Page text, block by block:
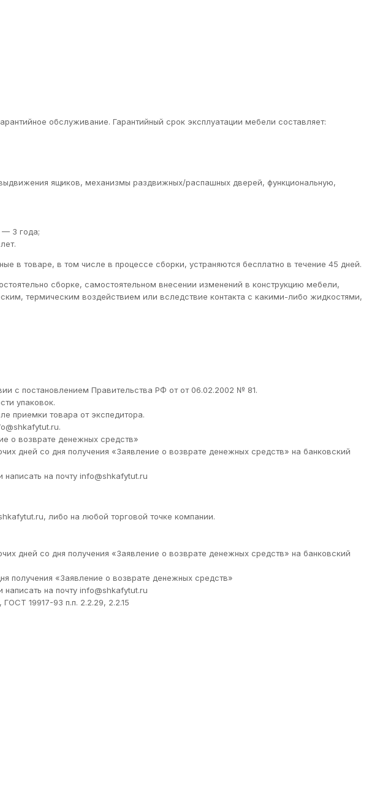
обслуживание. Гарантийный срок эксплуатации мебели составляет:
ящиков, механизмы раздвижных/распашных дверей, функциональную,
— 3 года;
в товаре, в том числе в процессе сборки, устраняются бесплатно в течение 45 дней.
сборке, самостоятельном внесении изменений в конструкцию мебели,
термическим воздействием или вследствие контакта с какими-либо жидкостями,
с постановлением Правительства РФ от от 06.02.2002 № 81.
упаковок.
приемки товара от экспедитора.
о возврате денежных средств»
дней со дня получения «Заявление о возврате денежных средств» на банковский
на почту info@shkafytut.ru
либо на любой торговой точке компании.
дней со дня получения «Заявление о возврате денежных средств» на банковский
получения «Заявление о возврате денежных средств»
на почту info@shkafytut.ru
19917-93 п.п. 2.2.29, 2.2.15